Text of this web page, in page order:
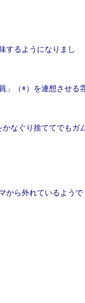
するようになりまし
」（※）を連想させる
かなぐり捨ててでもガ
から外れているようで